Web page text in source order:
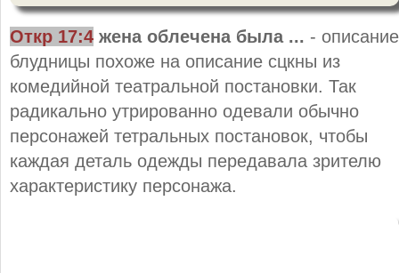
Откр 17:4 жена облечена была ... - описание
блудницы похоже на описание сцкны из
комедийной театральной постановки. Так
радикально утрированно одевали обычно
персонажей тетральных постановок, чтобы
каждая деталь одежды передавала зрителю
характеристику персонажа.